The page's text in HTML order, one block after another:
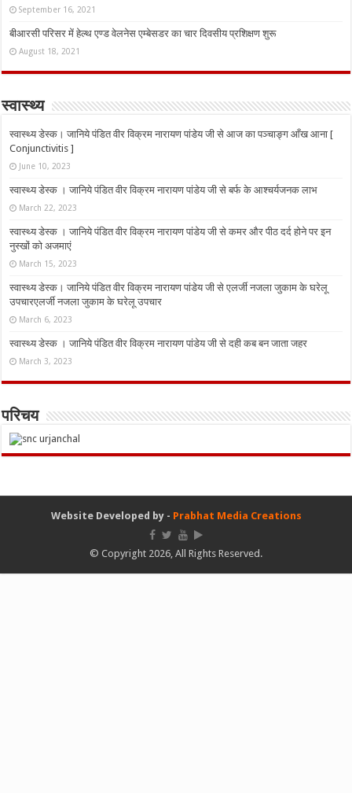
September 16, 2021
बीआरसी परिसर में हेल्थ एण्ड वेलनेस एम्बेसडर का चार दिवसीय प्रशिक्षण शुरू
August 18, 2021
स्वास्थ्य
स्वास्थ्य डेस्क। जानिये पंडित वीर विक्रम नारायण पांडेय जी से आज का पञ्चाङ्ग आँख आना [
Conjunctivitis ]
June 10, 2023
स्वास्थ्य डेस्क । जानिये पंडित वीर विक्रम नारायण पांडेय जी से बर्फ के आश्चर्यजनक लाभ
March 22, 2023
स्वास्थ्य डेस्क । जानिये पंडित वीर विक्रम नारायण पांडेय जी से कमर और पीठ दर्द होने पर इन
नुस्‍खों को अजमाएं
March 15, 2023
स्वास्थ्य डेस्क। जानिये पंडित वीर विक्रम नारायण पांडेय जी से एलर्जी नजला जुकाम के घरेलू
उपचारएलर्जी नजला जुकाम के घरेलू उपचार
March 6, 2023
स्वास्थ्य डेस्क । जानिये पंडित वीर विक्रम नारायण पांडेय जी से दही कब बन जाता जहर
March 3, 2023
परिचय
Website Developed by - Prabhat Media Creations
© Copyright 2026, All Rights Reserved.